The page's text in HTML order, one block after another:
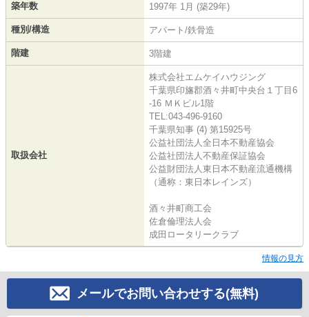
築年数 1997年 1月 (築29年)
種別/構造 アパート/鉄骨造
階建 3階建
取扱会社
株式会社エムケイハウジング
千葉県印旛郡酒々井町中央台１丁目6
-16 ＭＫビル1階
TEL:043-496-9160
千葉県知事 (4) 第15925号
公益社団法人全日本不動産協会
公益社団法人不動産保証協会
公益財団法人東日本不動産流通機構
（通称：東日本レインズ）
酒々井町商工会
佐倉倫理法人会
成田ロータリークラブ
情報の見方
メールでお問い合わせする(無料)